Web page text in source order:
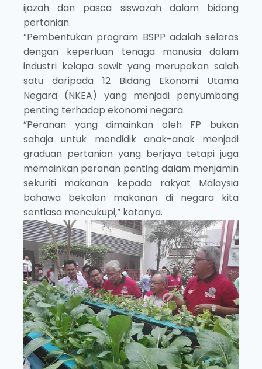
ijazah dan pasca siswazah dalam bidang
pertanian.
”Pembentukan program BSPP adalah selaras
dengan keperluan tenaga manusia dalam
industri kelapa sawit yang merupakan salah
satu daripada 12 Bidang Ekonomi Utama
Negara (NKEA) yang menjadi penyumbang
penting terhadap ekonomi negara.
”Peranan yang dimainkan oleh FP bukan
sahaja untuk mendidik anak-anak menjadi
graduan pertanian yang berjaya tetapi juga
memainkan peranan penting dalam menjamin
sekuriti makanan kepada rakyat Malaysia
bahawa bekalan makanan di negara kita
sentiasa mencukupi,” katanya.